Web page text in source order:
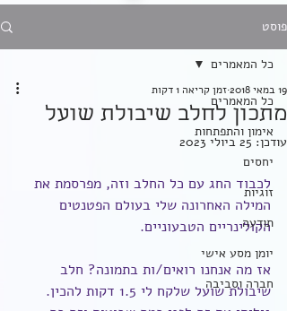
פוסט
כל המאמרים
אימון והתפתחות
יחסים
זוגיות
תודעה
יומן מסע אישי
חברה וסביבה
כל המאמרים
מתכון לחלב שיבולת שועל
19 במאי 2018 זמן קריאה 1 דקות
עודכן: 25 ביולי 2023
לכבוד החג עם כל החלב וזה, מפרסמת את
המילה האחרונה שלי בעולם הפטנטים
הקולינריים הטבעוניים.
אז מה אנחנו רואים/ות בתמונה? חלב
שיבולת שועל שלקח לי 1.5 דקות להכין.